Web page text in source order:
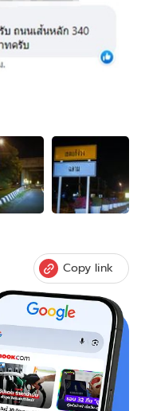
Copy link